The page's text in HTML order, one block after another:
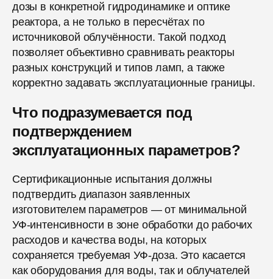
дозы в конкретной гидродинамике и оптике
реактора, а не только в пересчётах по
источниковой облучённости. Такой подход
позволяет объективно сравнивать реакторы
разных конструкций и типов ламп, а также
корректно задавать эксплуатационные границы.
Что подразумевается под
подтверждением
эксплуатационных параметров?
Сертификационные испытания должны
подтвердить диапазон заявленных
изготовителем параметров — от минимальной
УФ-интенсивности в зоне обработки до рабочих
расходов и качества воды, на которых
сохраняется требуемая УФ-доза. Это касается
как оборудования для воды, так и облучателей